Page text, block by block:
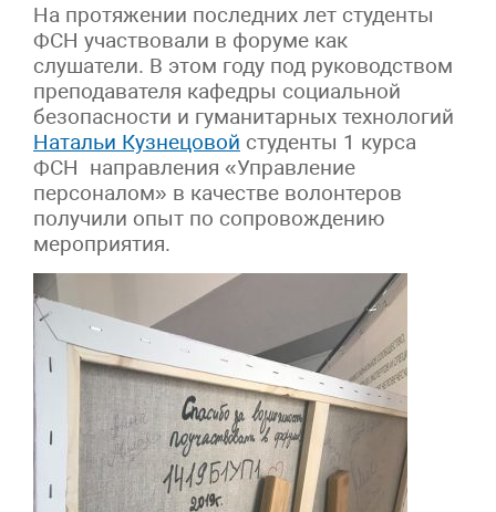
На протяжении последних лет студенты
ФСН участвовали в форуме как
слушатели. В этом году под руководством
преподавателя кафедры социальной
безопасности и гуманитарных технологий
Натальи Кузнецовой студенты 1 курса
ФСН направления «Управление
персоналом» в качестве волонтеров
получили опыт по сопровождению
мероприятия.